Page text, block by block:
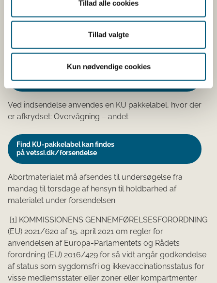
Tillad alle cookies
Tillad valgte
Kun nødvendige cookies
gennemblødt. Placenta skal være pakket i en separat
pose eller beholder. Læs mere: SSI's vejledning om
Anvend indsendelsesblanketten "Kvægaborter" på
vetssi.dk/blanket
Ved indsendelse anvendes en KU pakkelabel, hvor der
er afkrydset: Overvågning – andet
Find KU-pakkelabel kan findes
på vetssi.dk/forsendelse
Abortmaterialet må afsendes til undersøgelse fra
mandag til torsdage af hensyn til holdbarhed af
materialet under forsendelsen.
[1] KOMMISSIONENS GENNEMFØRELSESFORORDNING
(EU) 2021/620 af 15. april 2021 om regler for
anvendelsen af Europa-Parlamentets og Rådets
forordning (EU) 2016/429 for så vidt angår godkendelse
af status som sygdomsfri og ikkevaccinationsstatus for
visse medlemsstater eller zoner eller kompartmenter